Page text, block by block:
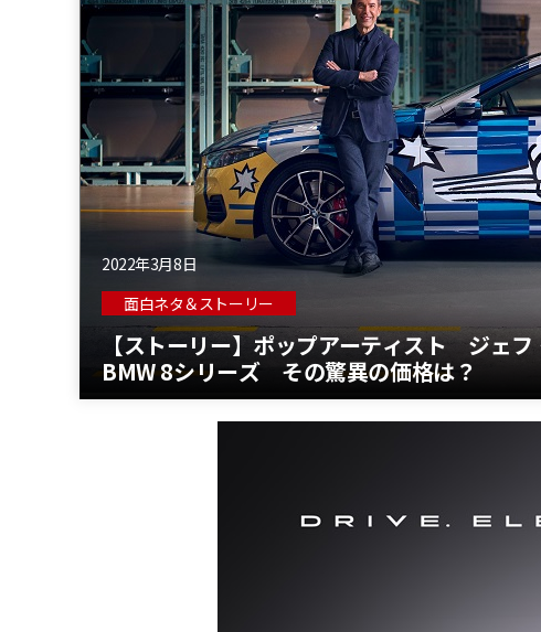
2022年3月8日
面白ネタ＆ストーリー
【ストーリー】ポップアーティスト ジェ
BMW 8シリーズ その驚異の価格は？